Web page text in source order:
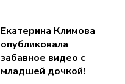
Екатерина Климова
опубликовала
забавное видео с
младшей дочкой!